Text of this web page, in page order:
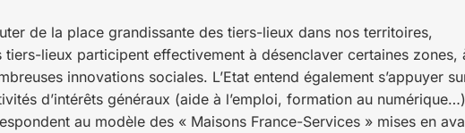
de la place grandissante des tiers-lieux dans nos territoires,
lieux participent effectivement à désenclaver certaines zones,
innovations sociales. L’Etat entend également s’appuyer
d’intérêts généraux (aide à l’emploi, formation au
au modèle des « Maisons France-Services » mises en